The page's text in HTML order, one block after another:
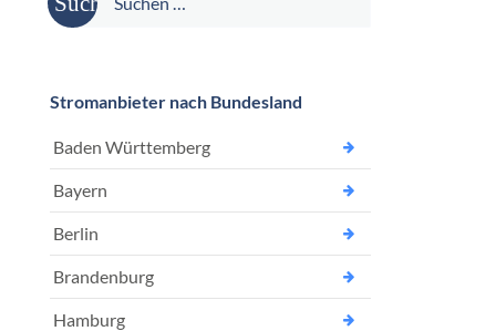
nach:
Stromanbieter nach Bundesland
Baden Württemberg
Bayern
Berlin
Brandenburg
Hamburg